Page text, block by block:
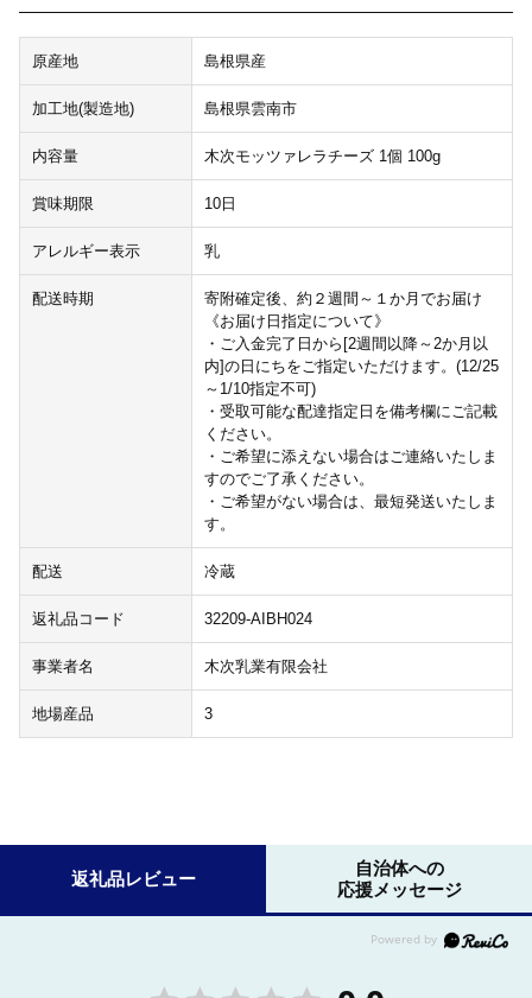
原産地 島根県産
加工地(製造地) 島根県雲南市
内容量 木次モッツァレラチーズ 1個 100g
賞味期限 10日
アレルギー表示 乳
配送時期
寄附確定後、約２週間～１か月でお届け
《お届け日指定について》
・ご入金完了日から[2週間以降～2か月以
内]の日にちをご指定いただけます。(12/25
～1/10指定不可)
・受取可能な配達指定日を備考欄にご記載
ください。
・ご希望に添えない場合はご連絡いたしま
すのでご了承ください。
・ご希望がない場合は、最短発送いたしま
す。
配送 冷蔵
返礼品コード 32209-AIBH024
事業者名 木次乳業有限会社
地場産品 3
返礼品レビュー
自治体への
応援メッセージ